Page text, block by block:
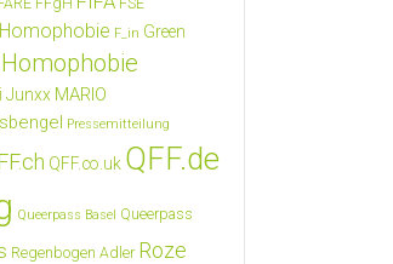
F_in Green
Homophobie
Junxx MARIO
Pressemitteilung
QFF.co.uk QFF.de
Queerpass Basel Queerpass
Regenbogen Adler Roze